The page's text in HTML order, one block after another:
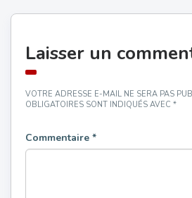
Laisser un
VOTRE ADRESSE E-MAIL NE SERA PAS
OBLIGATOIRES SONT INDIQUÉS AVEC *
Commentaire *